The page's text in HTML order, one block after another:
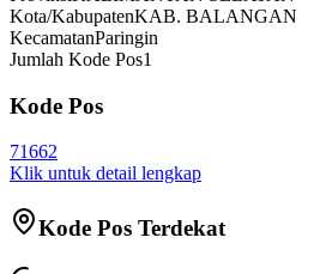
Kota/KabupatenKAB. BALANGAN
KecamatanParingin
Jumlah Kode Pos1
Kode Pos
71662
Klik untuk detail lengkap
Kode Pos Terdekat